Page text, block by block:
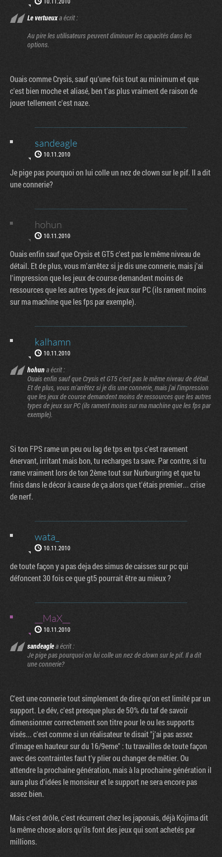
Le vertueuxa écrit :
Au pire les utilisateurs peuvent diminuer les capacités dans les
options.
Ouais comme Crysis, sauf qu'une fois tout au minimum et que
c'est bien moche et aliasé, ben t'as plus vraiment de raison de
jouer tellement c'est naze.
sandeagle
10.11.2010
Je pige pas pourquoi on lui colle un nez de clown sur le pif. Il a dit
une connerie?
hohun
10.11.2010
Ouais enfin sauf que Crysis et GT5 c'est pas le même niveau de
détail. Et de plus, vous m'arrêtez si je dis une connerie, mais j'ai
l'impression que les jeux de course demandent moins de
ressources que les autres types de jeux sur PC (ils rament moins
sur ma machine que les fps par exemple).
kalhamn
10.11.2010
hohuna écrit :
Ouais enfin sauf que Crysis et GT5 c'est pas le même niveau de détail.
Et de plus, vous m'arrêtez si je dis une connerie, mais j'ai l'impression
que les jeux de course demandent moins de ressources que les autres
types de jeux sur PC (ils rament moins sur ma machine que les fps par
exemple).
Si ton FPS rame un peu ou lag de tps en tps c'est rarement
énervant, irritant mais bon, tu recharges ta save. Par contre, si tu
rame vraiment lors de ton 2ème tout sur Nurburgring et que tu
finis dans le décor à cause de ça alors que t'étais premier... crise
de nerf.
wata_
10.11.2010
de toute façon y a pas deja des simus de caisses sur pc qui
défoncent 30 fois ce que gt5 pourrait être au mieux ?
__MaX__
10.11.2010
sandeaglea écrit :
Je pige pas pourquoi on lui colle un nez de clown sur le pif. Il a dit
une connerie?
C'est une connerie tout simplement de dire qu'on est limité par un
support. Le dév, c'est presque plus de 50% du taf de savoir
dimensionner correctement son titre pour le ou les supports
visés... c'est comme si un réalisateur te disait "j'ai pas assez
d'image en hauteur sur du 16/9eme" : tu travailles de toute façon
avec des contraintes faut t'y plier ou changer de mêtier. Ou
attendre la prochaine génération, mais à la prochaine génération il
aura plus d'idées le monsieur et le support ne sera encore pas
assez bien.
Mais c'est drôle, c'est récurrent chez les japonais, déjà Kojima dit
la même chose alors qu'ils font des jeux qui sont achetés par
millions.